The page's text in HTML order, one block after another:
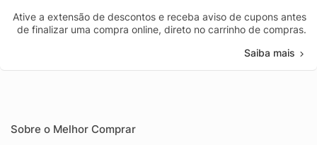
Ative a extensão de descontos e receba aviso de cupons antes
de finalizar uma compra online, direto no carrinho de compras.
Saiba mais
Sobre o Melhor Comprar